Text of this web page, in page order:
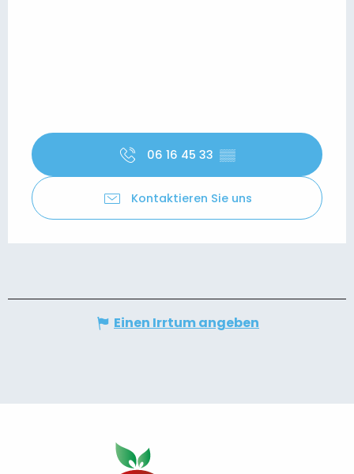
06 16 45 33 ▒▒
Kontaktieren Sie uns
Einen Irrtum angeben